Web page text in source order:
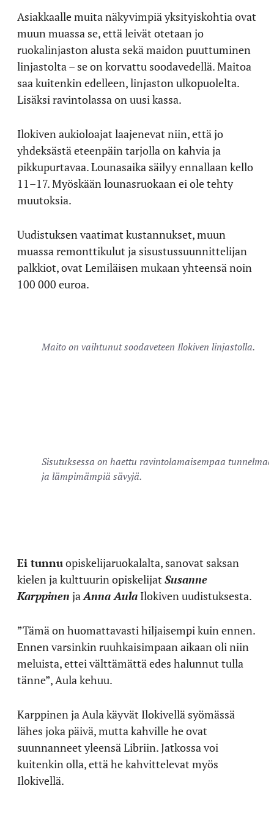
Asiakkaalle muita näkyvimpiä yksityiskohtia ovat
muun muassa se, että leivät otetaan jo
ruokalinjaston alusta sekä maidon puuttuminen
linjastolta – se on korvattu soodavedellä. Maitoa
saa kuitenkin edelleen, linjaston ulkopuolelta.
Lisäksi ravintolassa on uusi kassa.
Ilokiven aukioloajat laajenevat niin, että jo
yhdeksästä eteenpäin tarjolla on kahvia ja
pikkupurtavaa. Lounasaika säilyy ennallaan kello
11–17. Myöskään lounasruokaan ei ole tehty
muutoksia.
Uudistuksen vaatimat kustannukset, muun
muassa remonttikulut ja sisustussuunnittelijan
palkkiot, ovat Lemiläisen mukaan yhteensä noin
100 000 euroa.
Maito on vaihtunut soodaveteen Ilokiven linjastolla.
Sisutuksessa on haettu ravintolamaisempaa tunnelmaa
ja lämpimämpiä sävyjä.
Ei tunnuopiskelijaruokalalta, sanovat saksan
kielen ja kulttuurin opiskelijat Susanne
Karppinen jaAnna Aula Ilokiven uudistuksesta.
”Tämä on huomattavasti hiljaisempi kuin ennen.
Ennen varsinkin ruuhkaisimpaan aikaan oli niin
meluista, ettei välttämättä edes halunnut tulla
tänne”, Aula kehuu.
Karppinen ja Aula käyvät Ilokivellä syömässä
lähes joka päivä, mutta kahville he ovat
suunnanneet yleensä Libriin. Jatkossa voi
kuitenkin olla, että he kahvittelevat myös
Ilokivellä.